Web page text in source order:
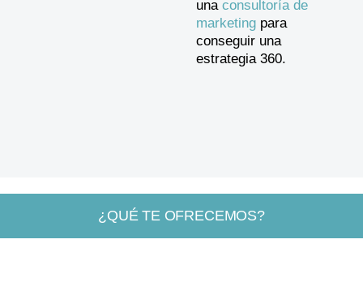
unaconsultoría de
marketing para
conseguir una
estrategia 360.
¿QUÉ TE OFRECEMOS?